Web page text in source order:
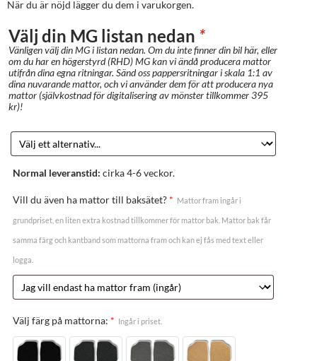
När du är nöjd lägger du dem i varukorgen.
Välj din MG listan nedan *
Vänligen välj din MG i listan nedan. Om du inte finner din bil här, eller
om du har en högerstyrd (RHD) MG kan vi ändå producera mattor
utifrån dina egna ritningar. Sänd oss pappersritningar i skala 1:1 av
dina nuvarande mattor, och vi använder dem för att producera nya
mattor (självkostnad för digitalisering av mönster tillkommer 395
kr)!
Normal leveranstid: cirka 4-6 veckor.
Vill du även ha mattor till baksätet? * Mattor fram ingår i
grundpriset, en liten extra kostnad tillkommer för mattor bak. Mattor bak får
samma färg och kantband som mattorna fram och kan ej fås med text eller
logga.
Välj färg på mattorna: * Ingår i priset.